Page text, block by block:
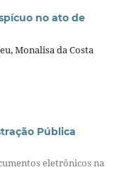
no ato de
Monalisa da Costa
Pública
eletrônicos na